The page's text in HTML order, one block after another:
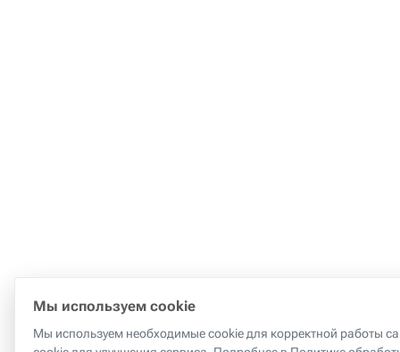
Мы используем cookie
Мы используем необходимые cookie для корректной работы